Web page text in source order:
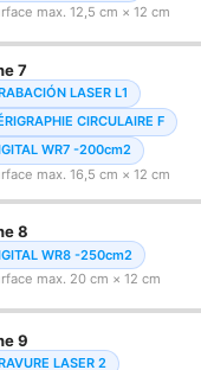
max. 12,5 cm × 12 cm
7
LASER L1
CIRCULAIRE F
WR7 -200cm2
max. 16,5 cm × 12 cm
8
WR8 -250cm2
max. 20 cm × 12 cm
9
LASER 2